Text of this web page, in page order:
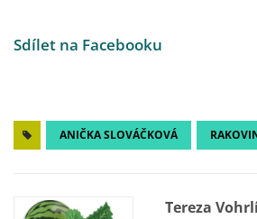
Sdílet na Facebooku
ANIČKA SLOVÁČKOVÁ
Tereza